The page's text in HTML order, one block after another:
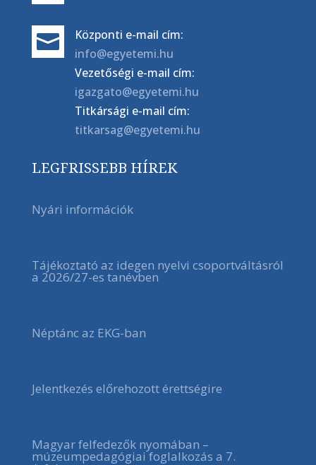

Központi e-mail cím:
info@egyetemi.hu
Vezetőségi e-mail cím:
igazgato@egyetemi.hu
Titkársági e-mail cím:
titkarsag@egyetemi.hu
LEGFRISSEBB HÍREK
Nyári információk
Tájékoztató az idegen nyelvi csoportváltásról
a 2026/27-es tanévben
Néptánc az EKG-ban
Jelentkezés előrehozott érettségire
Magyar felfedezők nyomában –
múzeumpedagógiai foglalkozás a 7.